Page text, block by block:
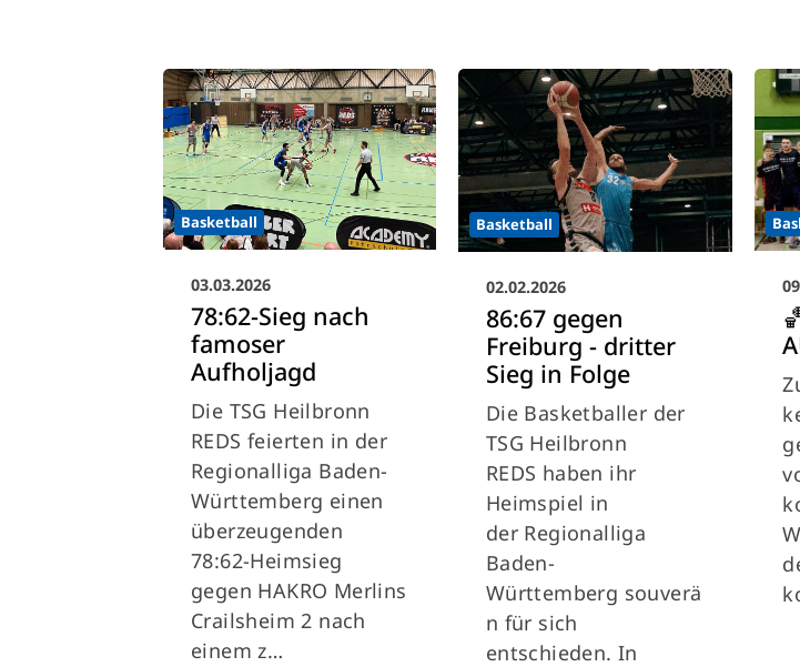
Basketball
03.03.2026
78:62-Sieg nach
famoser
Aufholjagd
Die TSG Heilbronn
REDS feierten in der
Regionalliga Baden-
Württemberg einen
überzeugenden
78:62-Heimsieg
gegen HAKRO Merlins
Crailsheim 2 nach
einem z…
Basketball
02.02.2026
86:67 gegen
Freiburg - dritter
Sieg in Folge
Die Basketballer der
TSG Heilbronn
REDS haben ihr
Heimspiel in
der Regionalliga
Baden-
Württemberg souverä
n für sich
entschieden. In